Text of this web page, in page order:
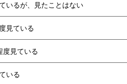
いるが、見たことはない
見ている
度見ている
いる